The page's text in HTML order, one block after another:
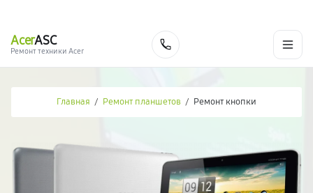
AcerASC
Ремонт техники Acer
Главная / Ремонт планшетов / Ремонт кнопки